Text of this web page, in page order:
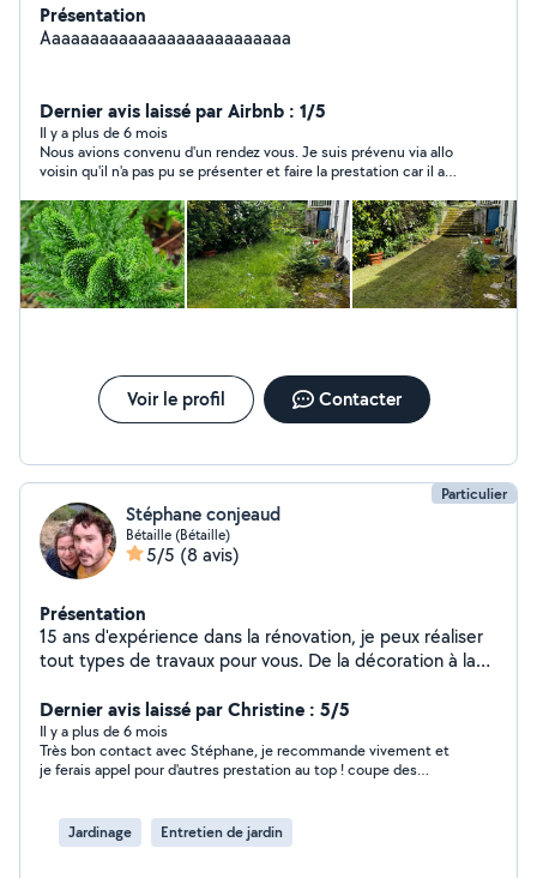
Présentation
Aaaaaaaaaaaaaaaaaaaaaaaaaa
Dernier avis laissé par Airbnb : 1/5
Il y a plus de 6 mois
Nous avions convenu d'un rendez vous. Je suis prévenu via allo
voisin qu'il n'a pas pu se présenter et faire la prestation car il a
moment de remplacement et plus de nouvelles. j'ai envoyé des
messages via SMS toujours pas de nouvelles. Nous avons fini
par prendre quelqu'un d'autre car nous avions déjà mis la tonte
de notre pelouse en attente car ce monsieur n'était pas
disponible.
Voir le profil Contacter
Particulier
Stéphane conjeaud
Bétaille (Bétaille)
5/5 (8 avis)
Présentation
15 ans d'expérience dans la rénovation, je peux réaliser
tout types de travaux pour vous. De la décoration à la
équipe pour tout les travaux d'entretien extérieur.
Dernier avis laissé par Christine : 5/5
Il y a plus de 6 mois
Très bon contact avec Stéphane, je recommande vivement et
je ferais appel pour d'autres prestation au top ! coupe des
Jardinage Entretien de jardin